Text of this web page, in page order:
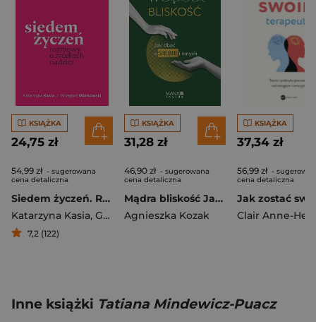
KSIĄŻKA
24,75 zł
54,99 zł - sugerowana
cena detaliczna
Siedem życzeń. Rozmowy o źródłach nadziei
Katarzyna Kasia, Grzegorz Markowski
7,2 (122)
KSIĄŻKA
31,28 zł
46,90 zł - sugerowana
cena detaliczna
Mądra bliskość Jak dbać o siebie i innych
Agnieszka Kozak
KSIĄŻKA
37,34 zł
56,99 zł -
cena detaliczna
Inne książki Tatiana Mindewicz-Puacz